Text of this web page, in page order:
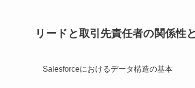
リードと取引先責任者の関係性
Salesforceにおけるデータ構造の基本